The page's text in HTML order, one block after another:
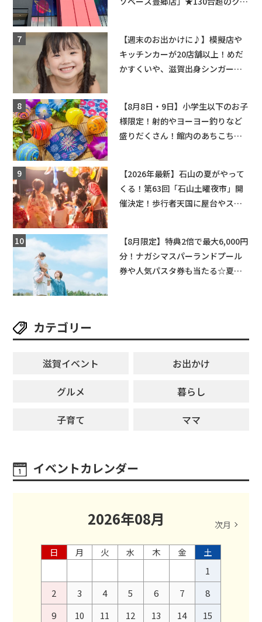
【週末のお出かけに♪】模擬店や
キッチンカーが20店舗以上！めだ
かすくいや、滋賀出身シンガーソ
【8月8日・9日】小学生以下のお子
様限定！射的やヨーヨー釣りなど
盛りだくさん！館内のあちこちに
【2026年最新】石山の夏がやって
くる！第63回「石山土曜夜市」開
催決定！歩行者天国に屋台やステ
【8月限定】特典2倍で最大6,000円
分！ナガシマスパーランドプール
券や人気パスタ券も当たる☆夏休
カテゴリー
滋賀イベント
お出かけ
グルメ
暮らし
子育て
ママ
イベントカレンダー
2026年08月 次月
日 月 火 水 木 金
土
1
2
3 4 5 6 7
8
9
10 11 12 13 14
15